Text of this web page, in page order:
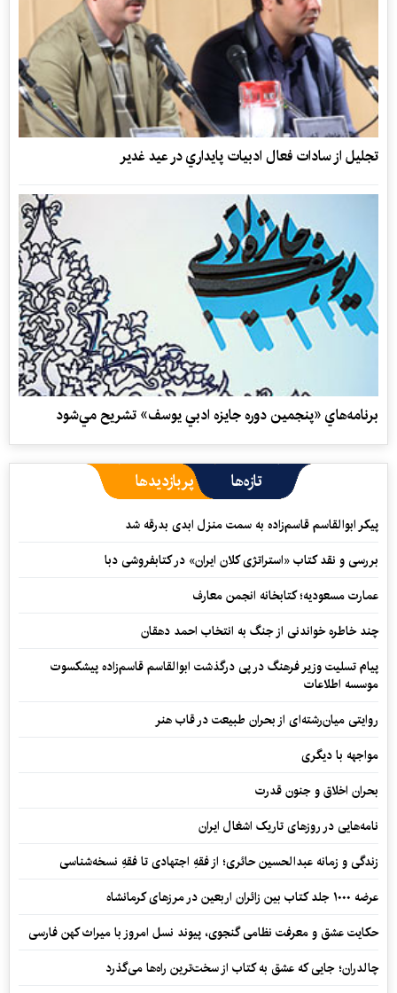
تجلیل از سادات فعال ادبيات پايداري در عید غدیر
برنامه‌‌هاي «پنجمين دوره جايزه ادبي يوسف» تشريح مي‌‌شود
تازه‌ها پربازدیدها
پیکر ابوالقاسم قاسم‌زاده به سمت منزل ابدی بدرقه شد
بررسی و نقد کتاب «استراتژی کلان ایران» در کتابفروشی دبا
عمارت مسعودیه؛ کتابخانه انجمن معارف
چند خاطره خواندنی از جنگ به انتخاب احمد دهقان
پیام تسلیت وزیر فرهنگ در پی درگذشت ابوالقاسم قاسم‌زاده پیشکسوت
موسسه اطلاعات
روایتی میان‌رشته‌ای از بحران طبیعت در قاب هنر
مواجهه با دیگری
بحران اخلاق و جنون قدرت
نامه‌هایی در روزهای تاریک اشغال ایران
زندگی و زمانه عبدالحسین حائری؛ از فقهِ اجتهادی تا فقهِ نسخه‌شناسی
عرضه ۱۰۰۰ جلد کتاب بین زائران اربعین در مرزهای کرمانشاه
حکایت عشق و معرفت نظامی گنجوی، پیوند نسل امروز با میراث کهن فارسی
چالدران؛ جایی که عشق به کتاب از سخت‌ترین راه‌ها می‌گذرد